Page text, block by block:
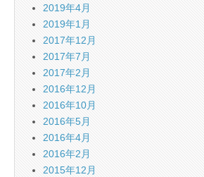
2019年4月
2019年1月
2017年12月
2017年7月
2017年2月
2016年12月
2016年10月
2016年5月
2016年4月
2016年2月
2015年12月